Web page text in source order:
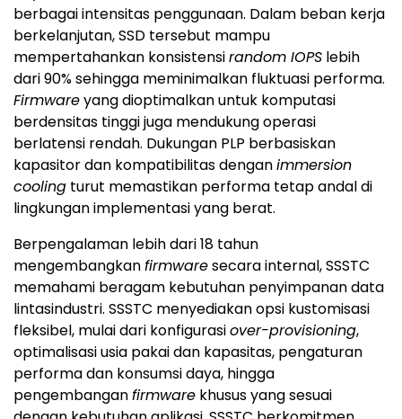
berbagai intensitas penggunaan. Dalam beban kerja
berkelanjutan, SSD tersebut mampu
mempertahankan konsistensirandom IOPS lebih
dari 90% sehingga meminimalkan fluktuasi performa.
Firmwareyang dioptimalkan untuk komputasi
berdensitas tinggi juga mendukung operasi
berlatensi rendah. Dukungan PLP berbasiskan
kapasitor dan kompatibilitas denganimmersion
cooling turut memastikan performa tetap andal di
lingkungan implementasi yang berat.
Berpengalaman lebih dari 18 tahun
mengembangkanfirmwaresecara internal, SSSTC
memahami beragam kebutuhan penyimpanan data
lintasindustri. SSSTC menyediakan opsi kustomisasi
fleksibel, mulai dari konfigurasiover-provisioning,
optimalisasi usia pakai dan kapasitas, pengaturan
performa dan konsumsi daya, hingga
pengembanganfirmware khusus yang sesuai